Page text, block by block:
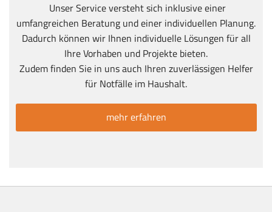
Unser Service versteht sich inklusive einer
umfangreichen Beratung und einer individuellen Planung.
Dadurch können wir Ihnen individuelle Lösungen für all
Ihre Vorhaben und Projekte bieten.
Zudem finden Sie in uns auch Ihren zuverlässigen Helfer
für Notfälle im Haushalt.
mehr erfahren